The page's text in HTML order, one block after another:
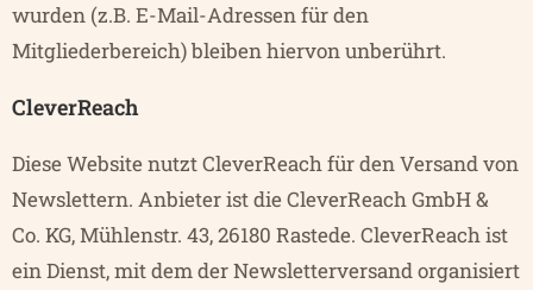
wurden (z.B. E-Mail-Adressen für den
Mitgliederbereich) bleiben hiervon unberührt.
CleverReach
Diese Website nutzt CleverReach für den Versand von
Newslettern. Anbieter ist die CleverReach GmbH &
Co. KG, Mühlenstr. 43, 26180 Rastede. CleverReach ist
ein Dienst, mit dem der Newsletterversand organisiert